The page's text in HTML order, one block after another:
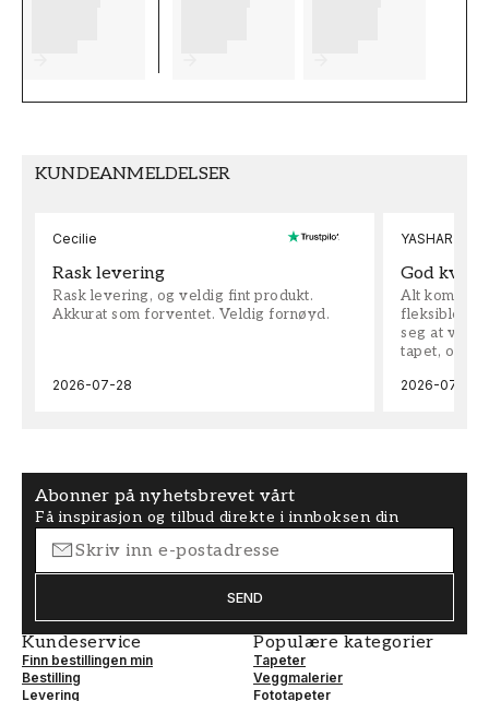
KUNDEANMELDELSER
Cecilie
Rask levering
Rask levering, og veldig fint produkt.
Akkurat som forventet. Veldig fornøyd.
2026-07-28
YASHAR
God
Alt kom
fleksible på
seg at vi
tapet, og
2026-07-04
Abonner på nyhetsbrevet vårt
Få inspirasjon og tilbud direkte i innboksen din
SEND
Kundeservice
Finn bestillingen min
Bestilling
Levering
Populære kategorier
Tapeter
Veggmalerier
Fototapeter